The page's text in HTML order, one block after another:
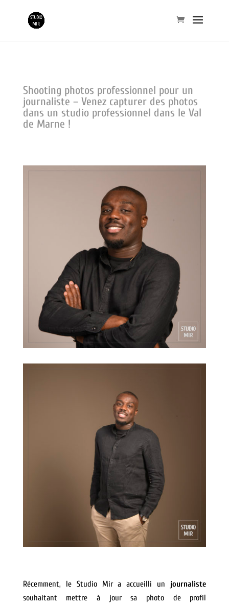
Shooting photos professionnel pour un
journaliste – Venez capturer des photos
dans un studio professionnel dans le Val
de Marne !
Récemment, le Studio Mir a accueilli un journaliste
souhaitant mettre à jour sa photo de profil